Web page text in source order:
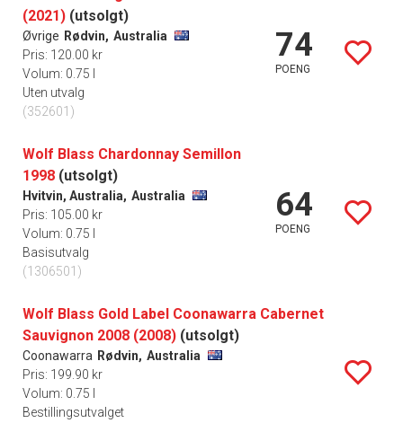
(2021) (utsolgt)
Øvrige Rødvin, Australia
Pris: 120.00 kr
Volum: 0.75 l
Uten utvalg
(352601)
74
POENG
Wolf Blass Chardonnay Semillon
1998 (utsolgt)
Hvitvin, Australia, Australia
Pris: 105.00 kr
Volum: 0.75 l
Basisutvalg
(1306501)
64
POENG
Wolf Blass Gold Label Coonawarra Cabernet
Sauvignon 2008 (2008) (utsolgt)
Coonawarra Rødvin, Australia
Pris: 199.90 kr
Volum: 0.75 l
Bestillingsutvalget